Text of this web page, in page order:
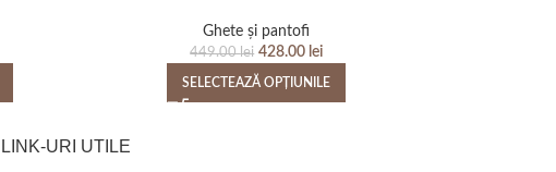
Ghete și pantofi
449.00lei 428.00 lei
SELECTEAZĂ OPȚIUNILE
LINK-URI UTILE